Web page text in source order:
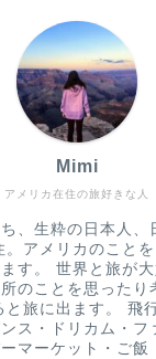
アメリカ在住の旅好きな人
Mimi
、生粋の日本人、
アメリカのこと
す。 世界と旅が
のことを思ったり
旅に出ます。 飛
ス・ドリカム・フ
マーケット・ご飯